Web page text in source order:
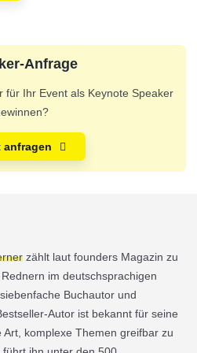
Anfrage
für Ihr Event als Keynote Speaker
anfragen
zählt laut founders Magazin zu
im deutschsprachigen
Buchautor und
Autor ist bekannt für seine
komplexe Themen greifbar zu